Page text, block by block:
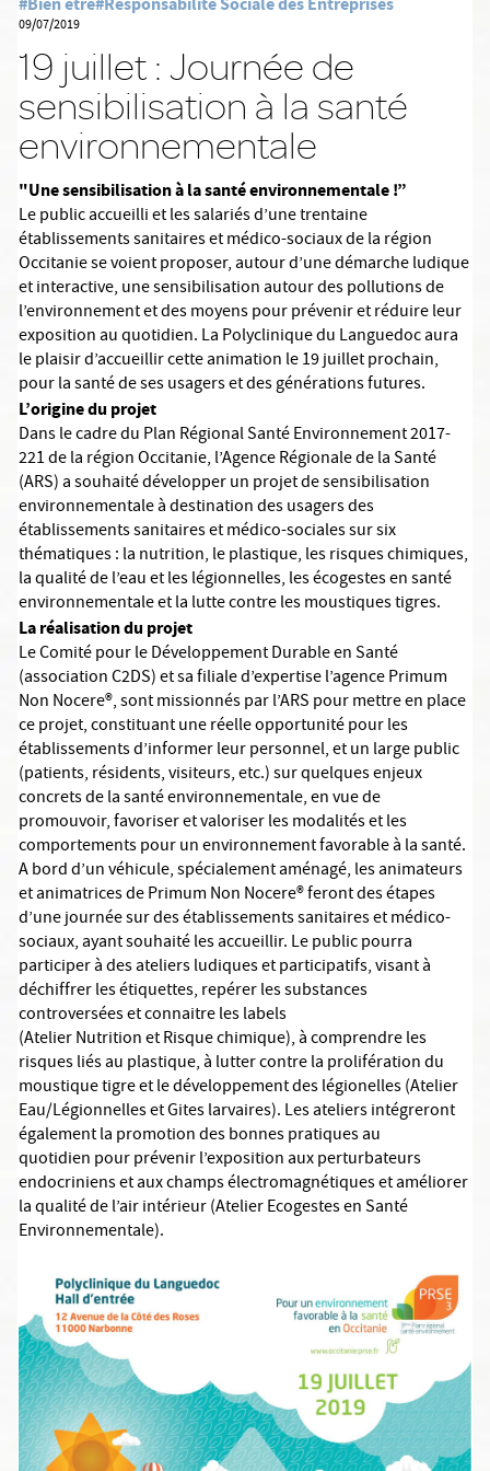
09/07/2019
19 juillet : Journée de
sensibilisation à la santé
environnementale
"Une sensibilisation à la santé environnementale !”
Le public accueilli et les salariés d’une trentaine
établissements sanitaires et médico-sociaux de la région
Occitanie se voient proposer, autour d’une démarche ludique
et interactive, une sensibilisation autour des pollutions de
l’environnement et des moyens pour prévenir et réduire leur
exposition au quotidien. La Polyclinique du Languedoc aura
le plaisir d’accueillir cette animation le 19 juillet prochain,
pour la santé de ses usagers et des générations futures.
L’origine du projet
Dans le cadre du Plan Régional Santé Environnement 2017-
221 de la région Occitanie, l’Agence Régionale de la Santé
(ARS) a souhaité développer un projet de sensibilisation
environnementale à destination des usagers des
établissements sanitaires et médico-sociales sur six
thématiques : la nutrition, le plastique, les risques chimiques,
la qualité de l’eau et les légionnelles, les écogestes en santé
environnementale et la lutte contre les moustiques tigres.
La réalisation du projet
Le Comité pour le Développement Durable en Santé
(association C2DS) et sa filiale d’expertise l’agence Primum
Non Nocere®, sont missionnés par l’ARS pour mettre en place
ce projet, constituant une réelle opportunité pour les
établissements d’informer leur personnel, et un large public
(patients, résidents, visiteurs, etc.) sur quelques enjeux
concrets de la santé environnementale, en vue de
promouvoir, favoriser et valoriser les modalités et les
comportements pour un environnement favorable à la santé.
A bord d’un véhicule, spécialement aménagé, les animateurs
et animatrices de Primum Non Nocere® feront des étapes
d’une journée sur des établissements sanitaires et médico-
sociaux, ayant souhaité les accueillir. Le public pourra
participer à des ateliers ludiques et participatifs, visant à
déchiffrer les étiquettes, repérer les substances
controversées et connaitre les labels
(Atelier Nutrition et Risque chimique), à comprendre les
risques liés au plastique, à lutter contre la prolifération du
moustique tigre et le développement des légionelles (Atelier
Eau/Légionnelles et Gites larvaires). Les ateliers intégreront
également la promotion des bonnes pratiques au
quotidien pour prévenir l’exposition aux perturbateurs
endocriniens et aux champs électromagnétiques et améliorer
la qualité de l’air intérieur (Atelier Ecogestes en Santé
Environnementale).